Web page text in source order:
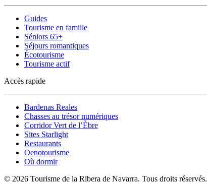
Guides
Tourisme en famille
Séniors 65+
Séjours romantiques
Écotourisme
Tourisme actif
Accès rapide
Bardenas Reales
Chasses au trésor numériques
Corridor Vert de l’Èbre
Sites Starlight
Restaurants
Oenotourisme
Où dormir
© 2026 Tourisme de la Ribera de Navarra. Tous droits réservés.